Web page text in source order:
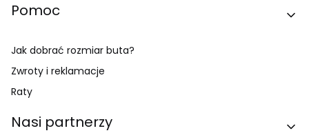
Pomoc
Jak dobrać rozmiar buta?
Zwroty i reklamacje
Raty
Nasi partnerzy